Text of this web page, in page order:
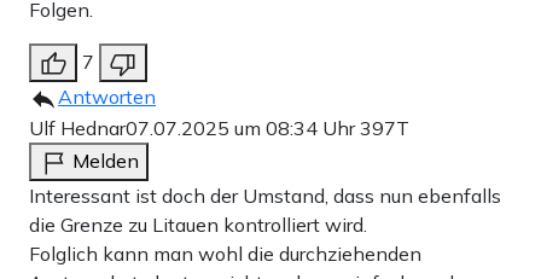
Folgen.
7
Antworten
Ulf Hednar07.07.2025 um 08:34 Uhr397T
Melden
Interessant ist doch der Umstand, dass nun ebenfalls
die Grenze zu Litauen kontrolliert wird.
Folglich kann man wohl die durchziehenden